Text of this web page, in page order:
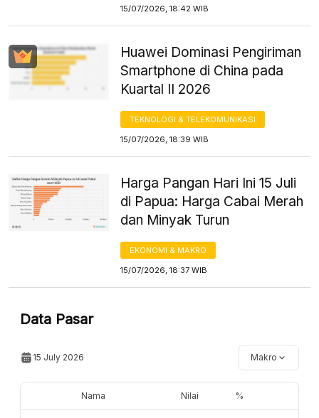
15/07/2026, 18:42 WIB
Huawei Dominasi Pengiriman
Smartphone di China pada
Kuartal II 2026
TEKNOLOGI & TELEKOMUNIKASI
15/07/2026, 18:39 WIB
Harga Pangan Hari Ini 15 Juli
di Papua: Harga Cabai Merah
dan Minyak Turun
EKONOMI & MAKRO
15/07/2026, 18:37 WIB
Data Pasar
15 July 2026 Makro
Nama Nilai %